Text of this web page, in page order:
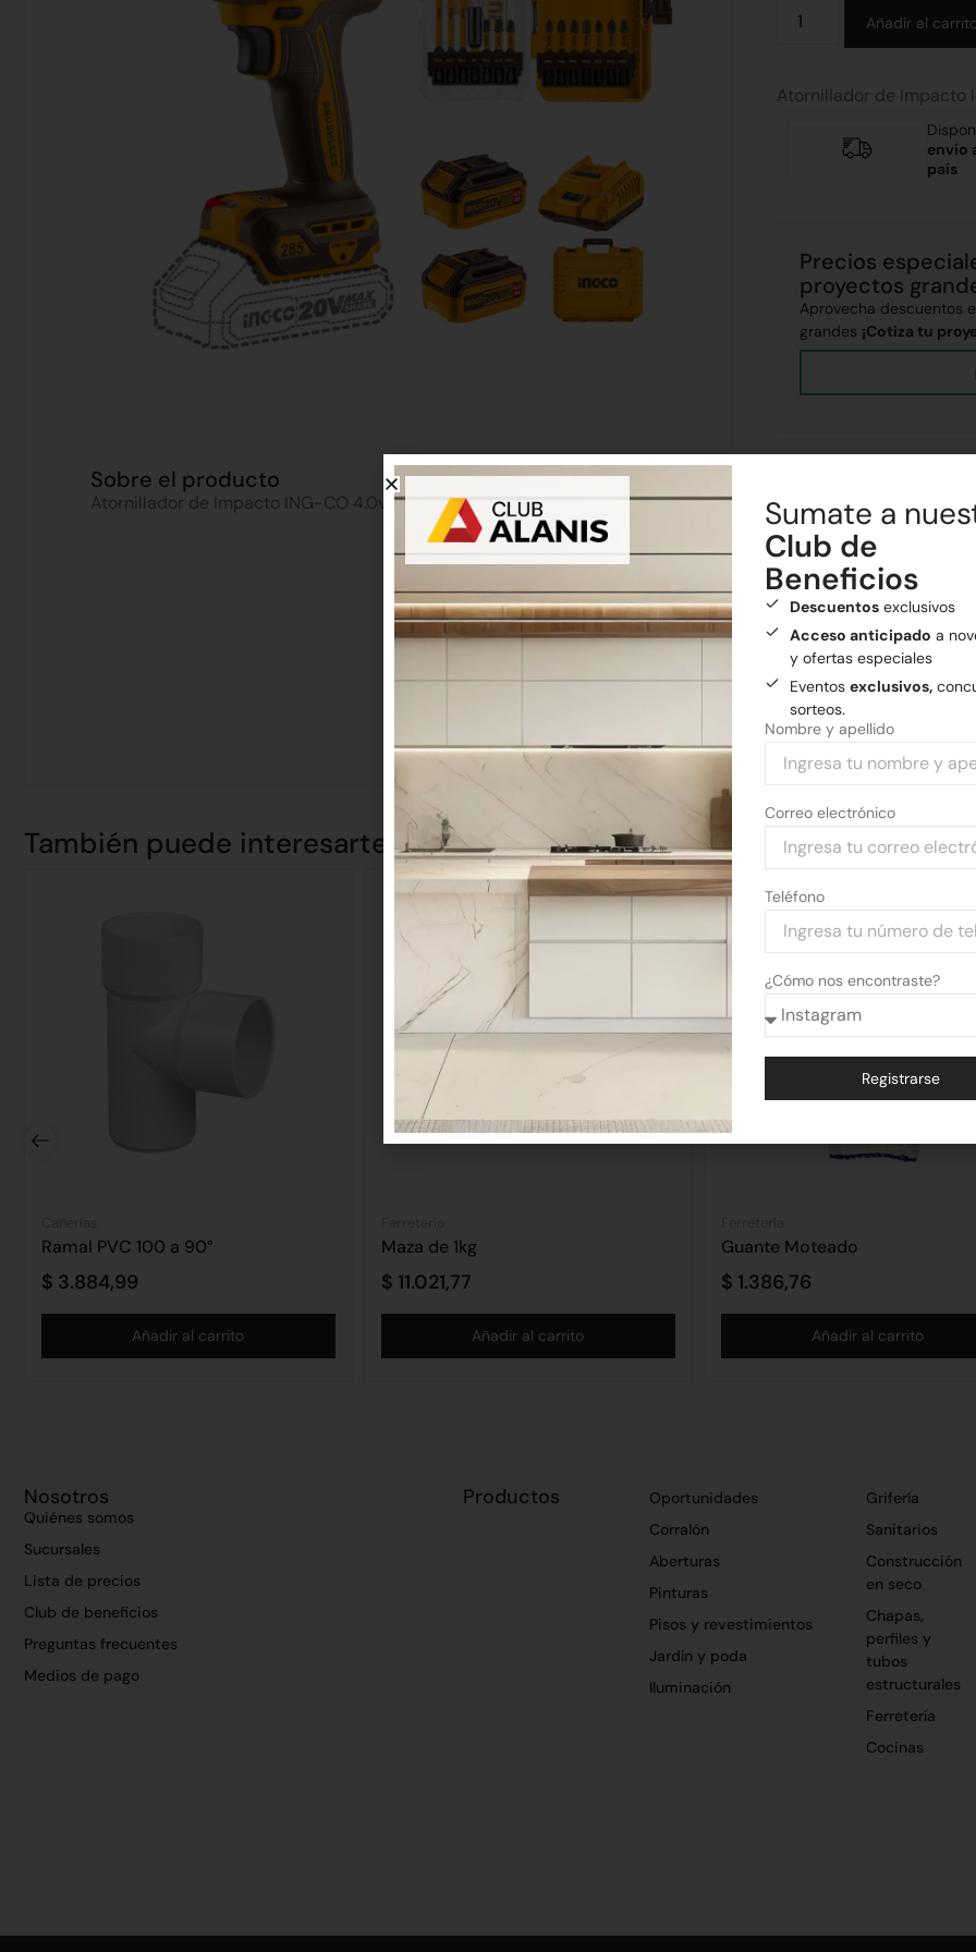
Sobre el producto
Atornillador de Impacto ING-CO 4.0v con Bateria y Accesorio
Añadir al
Atornillador de Impacto
envío
país
Precios
proyectos
Aprovecha descuentos
grandes ¡Cotiza tu
Realizamos envíos a todo
Envío gratis
a
Medios de pago
Pagá tu compra con
También puede interesarte
Ramal PVC 100 a 90°
$ 3.884,99
Añadir al carrito
Maza de 1kg
$ 11.021,77
Añadir al carrito
Guante Moteado
$ 1.386,76
Añadir al carrito
Nosotros
Quiénes somos
Sucursales
Lista de precios
Club de beneficios
Preguntas frecuentes
Medios de pago
Productos
Oportunidades
Corralón
Aberturas
Pinturas
Pisos y revestimientos
Jardín y poda
Iluminación
Grifería
Sanitarios
Construcción
en seco
Chapas,
perfiles y
tubos
estructurales
Ferretería
Cocinas
Sumate a
Club de
Beneficios
Descuentosexclusivos
Acceso anticipado a
y ofertas especiales
Eventos exclusivos,
sorteos.
Nombre y apellido
Correo electrónico
Teléfono
¿Cómo nos encontraste?
Registrarse